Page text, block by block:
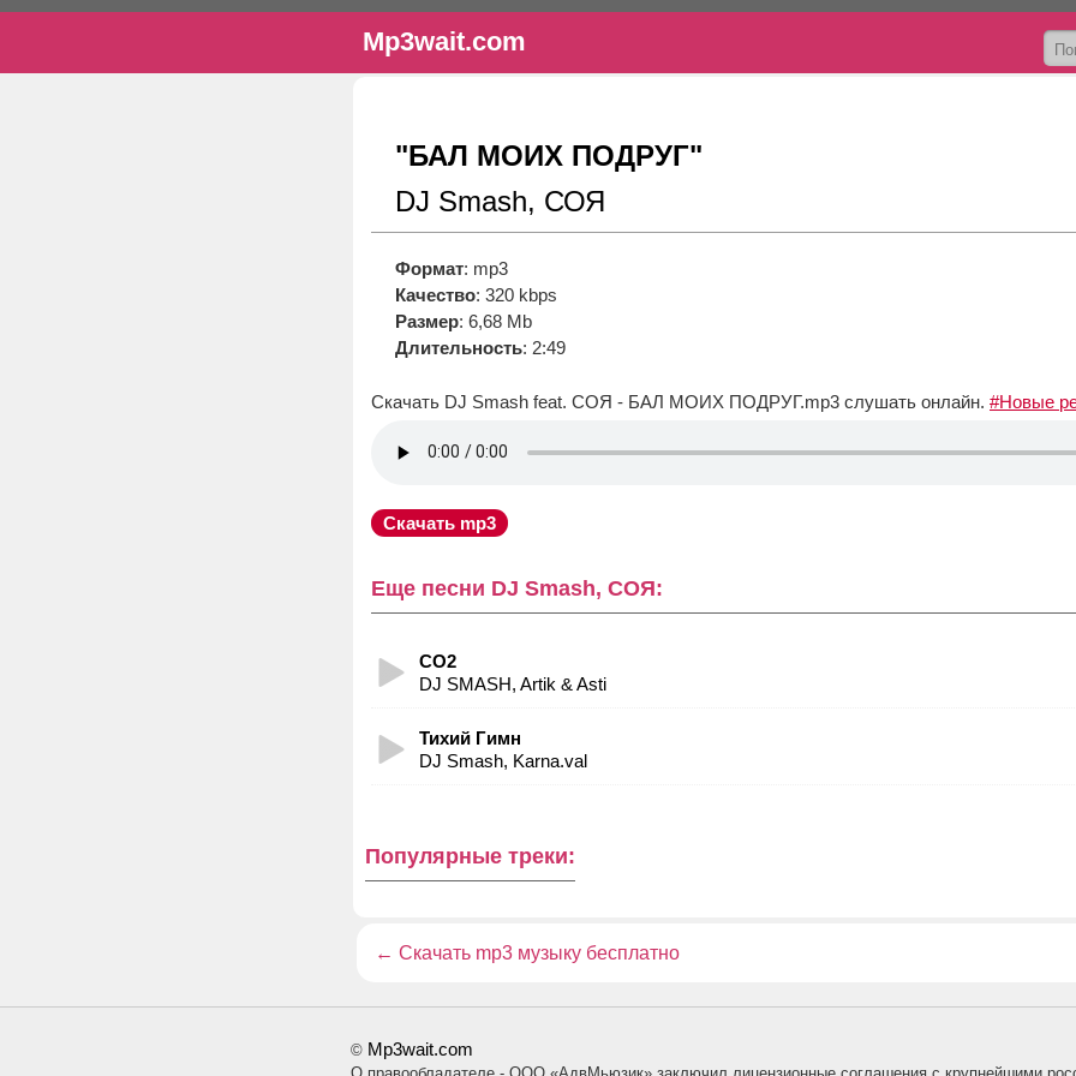
Mp3wait.com
"БАЛ МОИХ ПОДРУГ"
DJ Smash, СОЯ
Формат: mp3
Качество: 320 kbps
Размер: 6,68 Mb
Длительность: 2:49
Скачать DJ Smash feat. СОЯ - БАЛ МОИХ ПОДРУГ.mp3 слушать онлайн. #Новые
Скачать mp3
Еще песни DJ Smash, СОЯ:
CO2
DJ SMASH, Artik & Asti
Тихий Гимн
DJ Smash, Karna.val
Популярные треки:
← Скачать mp3 музыку бесплатно
© Mp3wait.com